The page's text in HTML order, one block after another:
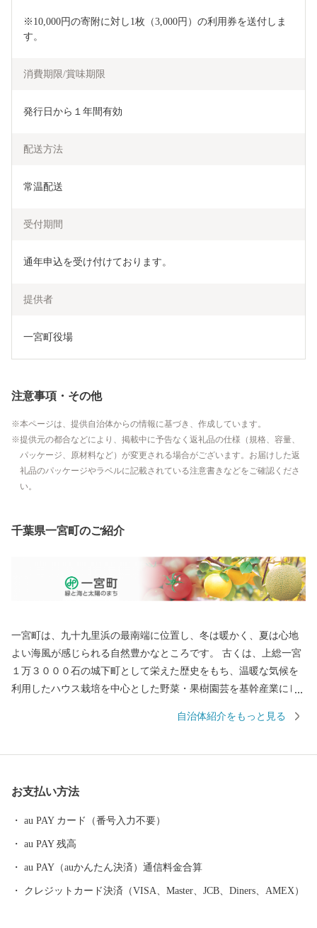
※10,000円の寄附に対し1枚（3,000円）の利用券を送付しま
す。
消費期限/賞味期限
発行日から１年間有効
配送方法
常温配送
受付期間
通年申込を受け付けております。
提供者
一宮町役場
注意事項・その他
本ページは、提供自治体からの情報に基づき、作成しています。
提供元の都合などにより、掲載中に予告なく返礼品の仕様（規格、容量、
パッケージ、原材料など）が変更される場合がございます。お届けした返
礼品のパッケージやラベルに記載されている注意書きなどをご確認くださ
い。
千葉県一宮町のご紹介
一宮町は、九十九里浜の最南端に位置し、冬は暖かく、夏は心地
よい海風が感じられる自然豊かなところです。 古くは、上総一宮
１万３０００石の城下町として栄えた歴史をもち、温暖な気候を
利用したハウス栽培を中心とした野菜・果樹園芸を基幹産業にし
郊屈指のリゾート地として有名でしたが、近年は年間を通じて良
とも呼ばれ、プロサーファーやハイレベルなサーファーから絶大
な支持を得ており、 東京２０２０オリンピック競技大会のサーフ
しお」で約60分、快速電車で直通約90分という便利さにより、首
都圏への通勤圏としても発展を続けています！
自治体紹介をもっと見る
お支払い方法
au PAY カード（番号入力不要）
au PAY 残高
au PAY（auかんたん決済）通信料金合算
クレジットカード決済（VISA、Master、JCB、Diners、AMEX）